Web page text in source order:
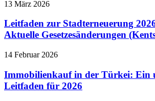
13 März 2026
Leitfaden zur Stadterneuerung
Aktuelle Gesetzesänderungen
14 Februar 2026
Immobilienkauf in der Türkei: Ein
Leitfaden für 2026